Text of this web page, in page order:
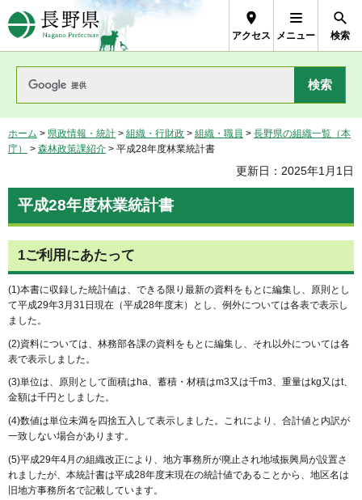
長野県Nagano Prefecture
アクセス メニュー 検索
ホーム > 県政情報・統計 > 組織・行財政 > 組織・職員 > 長野県の組織一覧（本
庁）
> 森林政策課紹介 > 平成28年度林業統計書
更新日：2025年1月1日
平成28年度林業統計書
1ご利用にあたって
(1)本書に収録した統計値は、できる限り最新の資料をもとに編集し、原則とし
て平成29年3月31日現在（平成28年度末）とし、例外については各表で表示し
ました。
(2)資料については、林務部各課の資料をもとに編集し、それ以外については各
表で表示しました。
(3)単位は、原則として面積はha、蓄積・材積はm3又は千m3、重量はkg又はt、
金額は千円としました。
(4)数値は単位未満を四捨五入して表示しました。これにより、合計値と内訳が
一致しない場合があります。
(5)平成29年4月の組織改正により、地方事務所が廃止され地域振興局が設置さ
れましたが、本統計書は平成28年度末現在の統計値であることから、地区名は
旧地方事務所名で記載しています。